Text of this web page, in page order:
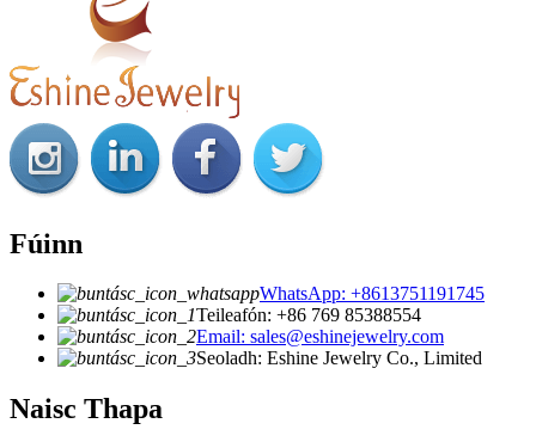
Fúinn
WhatsApp: +8613751191745
Teileafón: +86 769 85388554
Email: sales@eshinejewelry.com
Seoladh: Eshine Jewelry Co., Limited
Naisc Thapa